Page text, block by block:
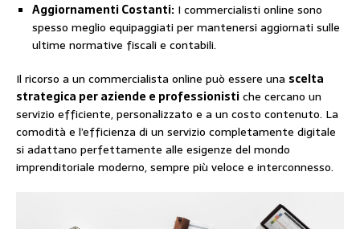
Aggiornamenti Costanti: I commercialisti online sono
spesso meglio equipaggiati per mantenersi aggiornati sulle
ultime normative fiscali e contabili.
Il ricorso a un commercialista online può essere una scelta
strategica per aziende e professionistiche cercano un
servizio efficiente, personalizzato e a un costo contenuto. La
comodità e l’efficienza di un servizio completamente digitale
si adattano perfettamente alle esigenze del mondo
imprenditoriale moderno, sempre più veloce e interconnesso.